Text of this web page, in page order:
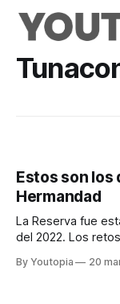
Estos son los
Hermandad
La Reserva fue
del 2022. Los
By Youtopia 20